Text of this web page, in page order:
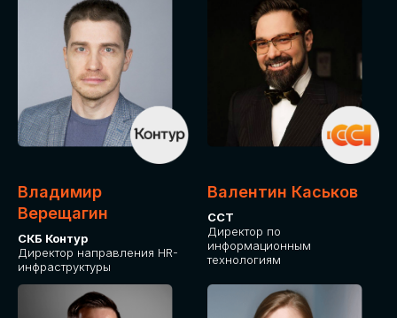
Владимир
Верещагин
СКБ Контур
Директор направления HR-
инфраструктуры
Валентин Каськов
ССТ
Директор по
информационным
технологиям